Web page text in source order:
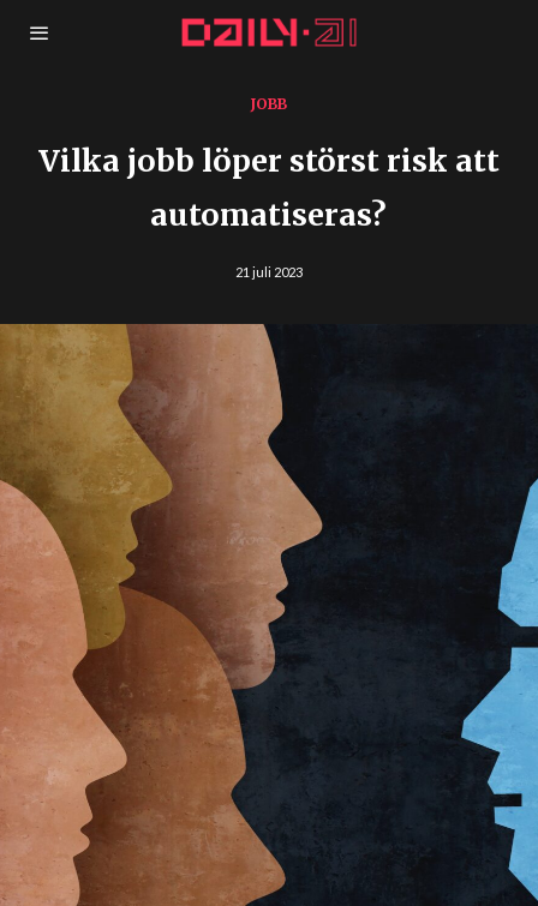
JOBB
Vilka jobb löper störst risk att
automatiseras?
21 juli 2023